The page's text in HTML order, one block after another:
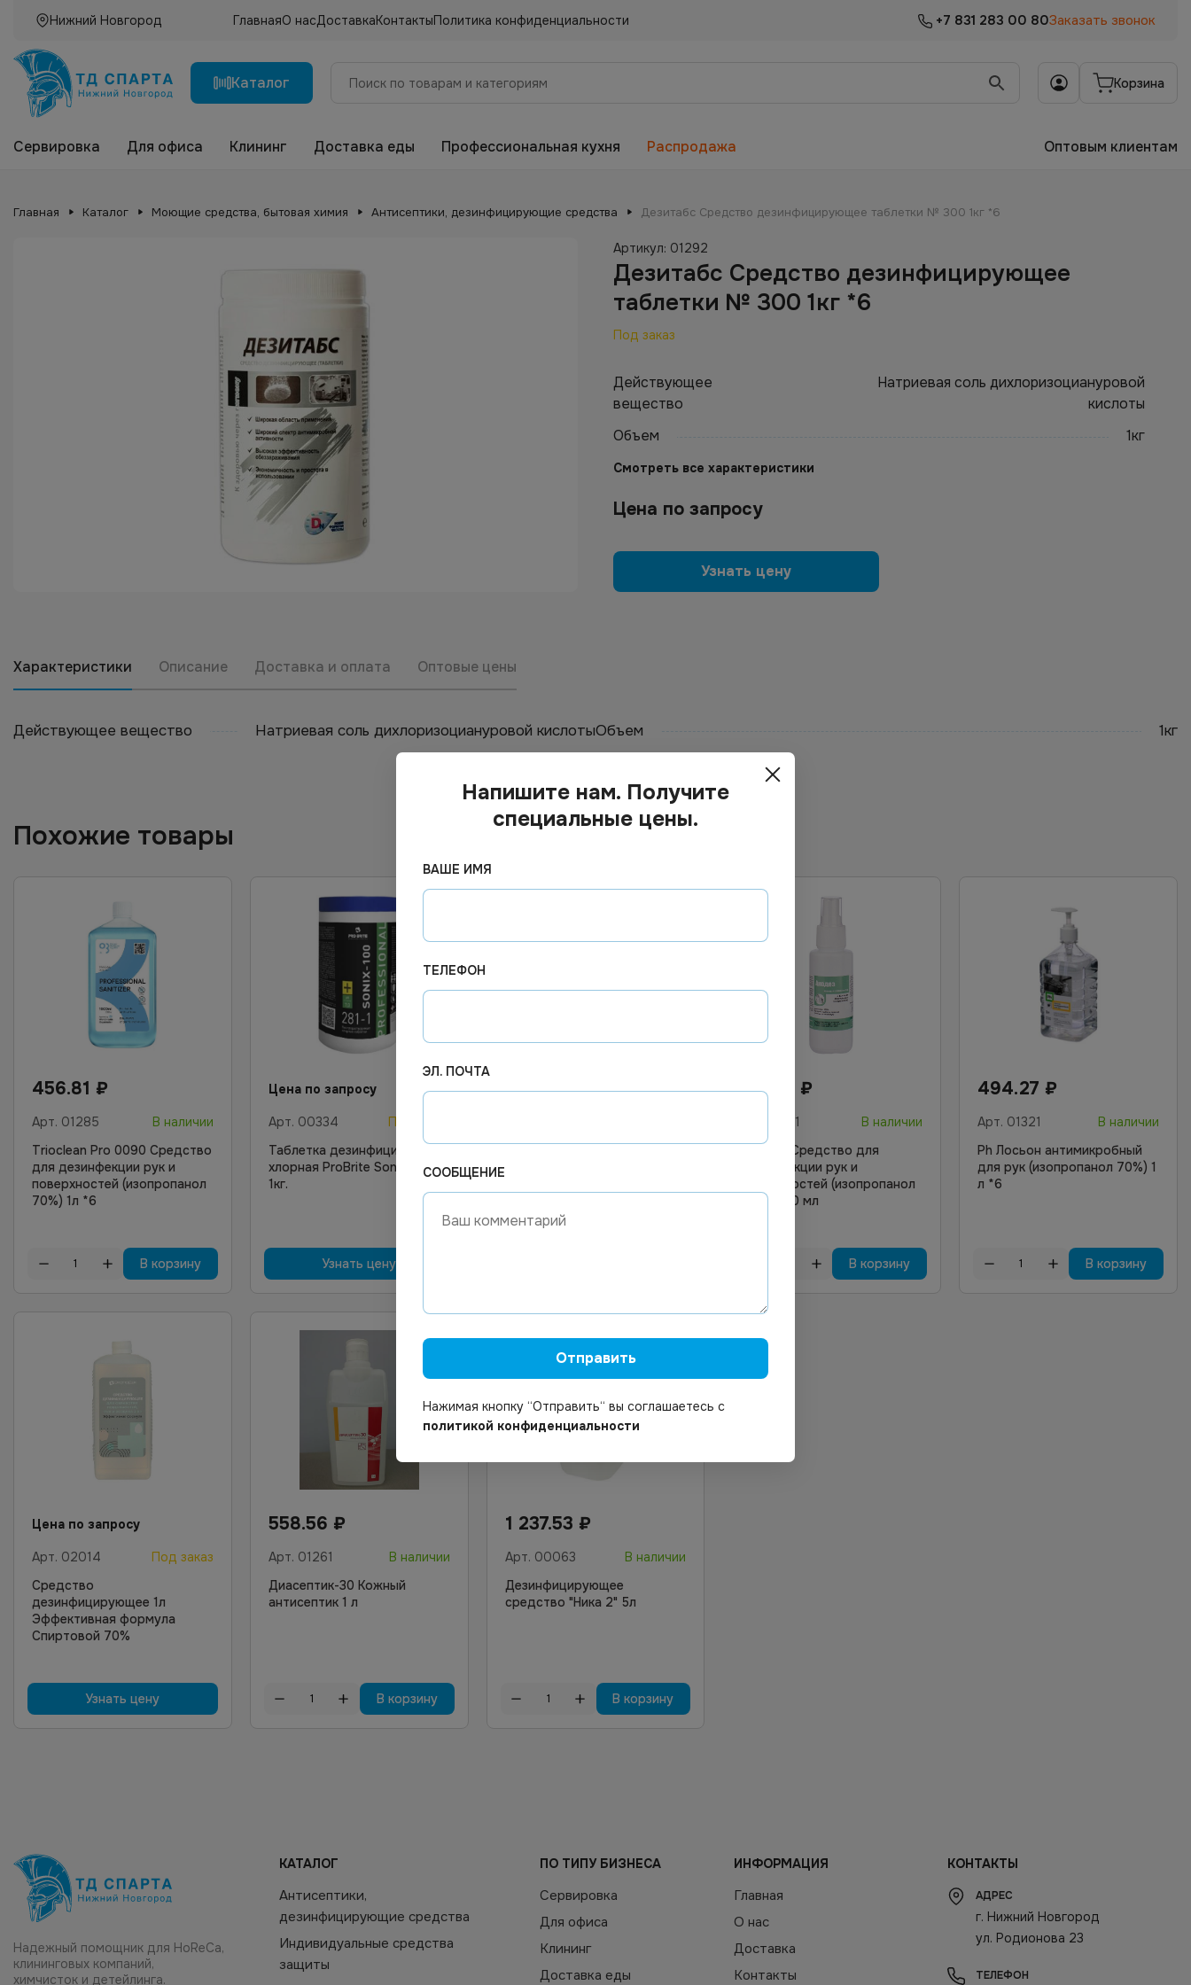
Нижний Новгород ГлавнаяО насДоставкаКонтактыПолитика конфиденциальности +7 831 283 00 80Заказать звонок
Каталог Корзина
Сервировка Для офиса Клининг Доставка еды Профессиональная кухня Распродажа Оптовым клиентам
Главная Каталог Моющие средства, бытовая химия Антисептики, дезинфицирующие средства Дезитабс Средство дезинфицирующее таблетки № 300 1кг *6
Артикул: 01292
Дезитабс Средство дезинфицирующее
таблетки № 300 1кг *6
Под заказ
Действующее
вещество
Натриевая соль дихлоризоциануровой
кислоты
Объем
1кг
Смотреть все характеристики
Цена по запросу
Узнать цену
Характеристики Описание Доставка и оплата Оптовые цены
Действующее вещество Натриевая соль дихлоризоциануровой кислотыОбъем 1кг
Похожие товары
456.81 ₽
Арт. 01285
В наличии
Trioclean Pro 0090 Средство
для дезинфекции рук и
поверхностей (изопропанол
70%) 1л *6
В корзину
Цена по запросу
Арт. 00334
Под заказ
Таблетка дезинфицирующая
хлорная ProBrite Sonix 100
1кг.
Узнать цену
795.93₽ 113.06 ₽
13131
В наличии
Анодез Средство для
дезинфекции рук и
поверхностей (изопропанол
70%), 100 мл
В корзину
494.27 ₽
Арт. 01321
В наличии
Ph Лосьон антимикробный
для рук (изопропанол 70%) 1
л *6
В корзину
Цена по запросу
Арт. 02014
Под заказ
Средство
дезинфицирующее 1л
Эффективная формула
Спиртовой 70%
Узнать цену
558.56 ₽
Арт. 01261
В наличии
Диасептик-30 Кожный
антисептик 1 л
В корзину
1 237.53 ₽
Арт. 00063
В наличии
Дезинфицирующее
средство "Ника 2" 5л
В корзину
Надежный помощник для HoReCa,
клининговых компаний,
химчисток и детейлинга.
КАТАЛОГ
Антисептики,
дезинфицирующие средства
Индивидуальные средства
защиты
ПО ТИПУ БИЗНЕСА
Сервировка
Для офиса
Клининг
Доставка еды
ИНФОРМАЦИЯ
Главная
О нас
Доставка
Контакты
КОНТАКТЫ
АДРЕС
г. Нижний Новгород
ул. Родионова 23
ТЕЛЕФОН
Напишите нам. Получите
специальные цены.
ВАШЕ ИМЯ
ТЕЛЕФОН
ЭЛ. ПОЧТА
СООБЩЕНИЕ
Отправить
Нажимая кнопку “Отправить“ вы соглашаетесь с
политикой конфиденциальности